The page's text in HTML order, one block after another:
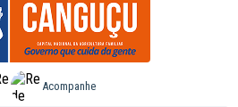
Acompanhe